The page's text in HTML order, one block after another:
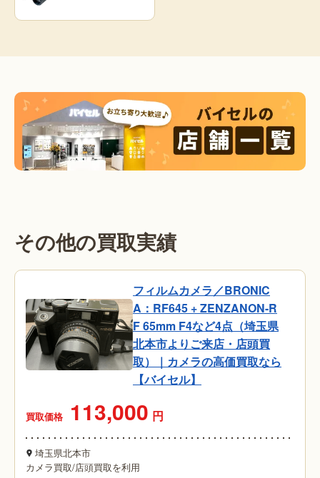
その他の買取実績
フィルムカメラ／BRONIC
A：RF645 + ZENZANON-R
F 65mm F4など4点（埼玉県
北本市よりご来店・店頭買
取）｜カメラの高価買取なら
【バイセル】
買取価格 113,000 円
埼玉県北本市
カメラ買取/店頭買取を利用